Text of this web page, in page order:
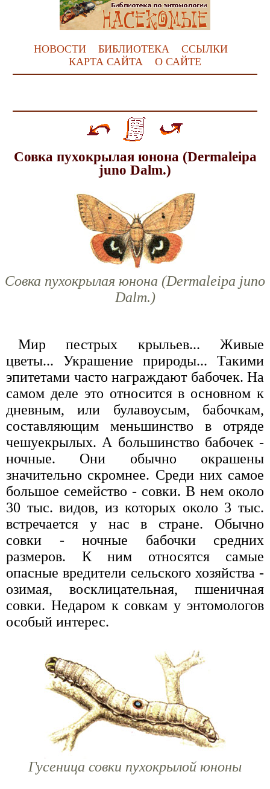
НОВОСТИ БИБЛИОТЕКА
ССЫЛКИ
КАРТА САЙТА
О САЙТЕ
Совка пухокрылая юнона (Dermaleipa
juno Dalm.)
Совка пухокрылая юнона (Dermaleipa juno
Dalm.)
Мир пестрых крыльев... Живые
цветы... Украшение природы... Такими
эпитетами часто награждают бабочек. На
самом деле это относится в основном к
дневным, или булавоусым, бабочкам,
составляющим меньшинство в отряде
чешуекрылых. А большинство бабочек -
ночные. Они обычно окрашены
значительно скромнее. Среди них самое
большое семейство - совки. В нем около
30 тыс. видов, из которых около 3 тыс.
встречается у нас в стране. Обычно
совки - ночные бабочки средних
размеров. К ним относятся самые
опасные вредители сельского хозяйства -
озимая, восклицательная, пшеничная
совки. Недаром к совкам у энтомологов
особый интерес.
Гусеница совки пухокрылой юноны